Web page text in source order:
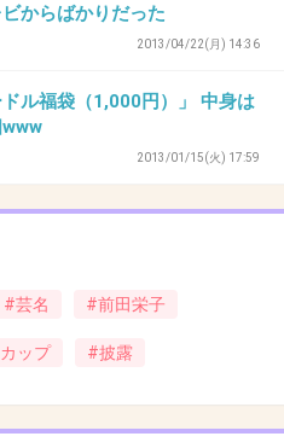
。
+85 -4
い胸だ
+116
からばかりだった
2013/04/22(月) 14:36
ル福袋（1,000円）」 中身は
2013/01/15(火) 17:59
#芸名 #前田栄子
ップ #披露